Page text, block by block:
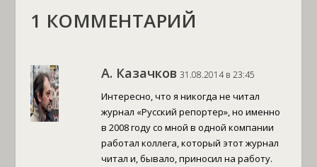
1 КОММЕНТАРИЙ
А. Казачков 31.08.2014 в 23:45
Интересно, что я никогда не читал
журнал «Русский репортер», но именно
в 2008 году со мной в одной компании
работал коллега, который этот журнал
читал и, бывало, приносил на работу.